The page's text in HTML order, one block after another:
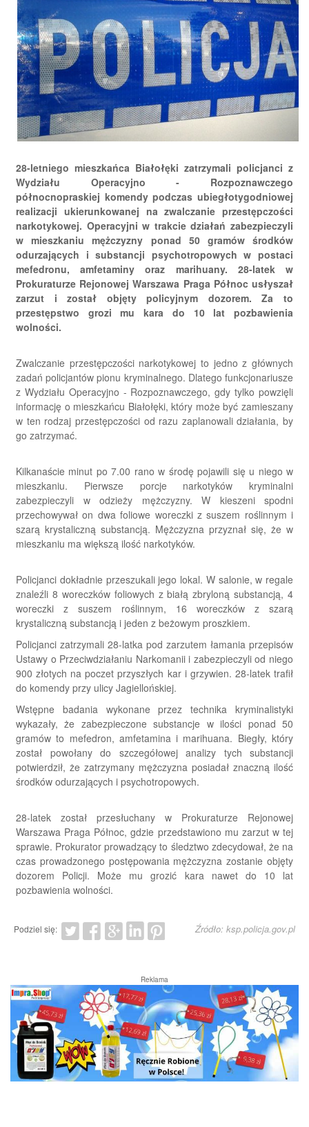
28-letniego mieszkańca Białołęki zatrzymali policjanci z
Wydziału Operacyjno - Rozpoznawczego
północnopraskiej komendy podczas ubiegłotygodniowej
realizacji ukierunkowanej na zwalczanie przestępczości
narkotykowej. Operacyjni w trakcie działań zabezpieczyli
w mieszkaniu mężczyzny ponad 50 gramów środków
odurzających i substancji psychotropowych w postaci
mefedronu, amfetaminy oraz marihuany. 28-latek w
Prokuraturze Rejonowej Warszawa Praga Północ usłyszał
zarzut i został objęty policyjnym dozorem. Za to
przestępstwo grozi mu kara do 10 lat pozbawienia
wolności.
Zwalczanie przestępczości narkotykowej to jedno z głównych
zadań policjantów pionu kryminalnego. Dlatego funkcjonariusze
z Wydziału Operacyjno - Rozpoznawczego, gdy tylko powzięli
informację o mieszkańcu Białołęki, który może być zamieszany
w ten rodzaj przestępczości od razu zaplanowali działania, by
go zatrzymać.
Kilkanaście minut po 7.00 rano w środę pojawili się u niego w
mieszkaniu. Pierwsze porcje narkotyków kryminalni
zabezpieczyli w odzieży mężczyzny. W kieszeni spodni
przechowywał on dwa foliowe woreczki z suszem roślinnym i
szarą krystaliczną substancją. Mężczyzna przyznał się, że w
mieszkaniu ma większą ilość narkotyków.
Policjanci dokładnie przeszukali jego lokal. W salonie, w regale
znaleźli 8 woreczków foliowych z białą zbryloną substancją, 4
woreczki z suszem roślinnym, 16 woreczków z szarą
krystaliczną substancją i jeden z beżowym proszkiem.
Policjanci zatrzymali 28-latka pod zarzutem łamania przepisów
Ustawy o Przeciwdziałaniu Narkomanii i zabezpieczyli od niego
900 złotych na poczet przyszłych kar i grzywien. 28-latek trafił
do komendy przy ulicy Jagiellońskiej.
Wstępne badania wykonane przez technika kryminalistyki
wykazały, że zabezpieczone substancje w ilości ponad 50
gramów to mefedron, amfetamina i marihuana. Biegły, który
został powołany do szczegółowej analizy tych substancji
potwierdził, że zatrzymany mężczyzna posiadał znaczną ilość
środków odurzających i psychotropowych.
28-latek został przesłuchany w Prokuraturze Rejonowej
Warszawa Praga Północ, gdzie przedstawiono mu zarzut w tej
sprawie. Prokurator prowadzący to śledztwo zdecydował, że na
czas prowadzonego postępowania mężczyzna zostanie objęty
dozorem Policji. Może mu grozić kara nawet do 10 lat
pozbawienia wolności.
Podziel się: Źródło: ksp.policja.gov.pl
Reklama